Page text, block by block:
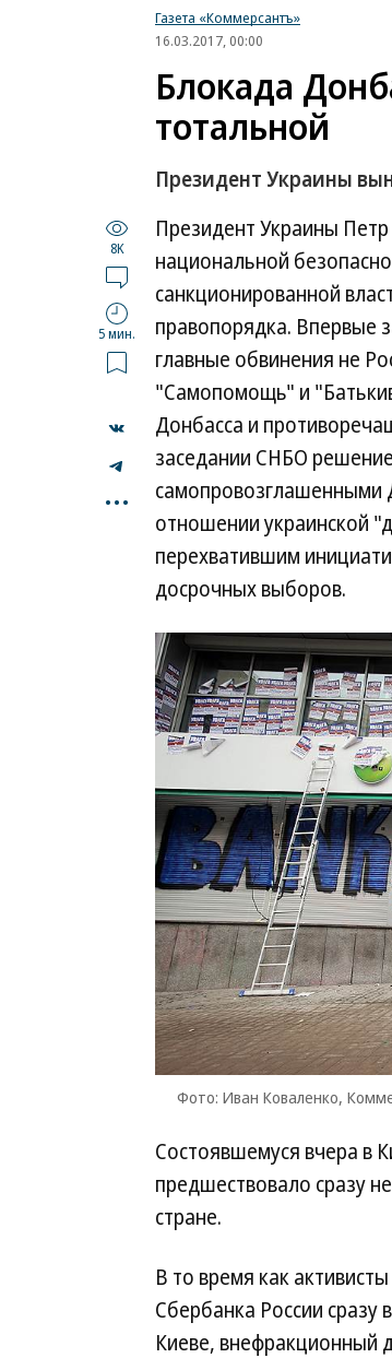
Газета «Коммерсантъ»
16.03.2017, 00:00
Блокада
тотальной
Президент Украины
8K
5 мин.
...
Президент Украины
национальной
санкционированной
правопорядка. Впервые
главные обвинения не
"Самопомощь" и
Донбасса и
заседании СНБО
самопровозглашенными
отношении украинской
перехватившим
досрочных выборов.
Фото: Иван Коваленко,
Состоявшемуся вчера в
предшествовало сразу
стране.
В то время как
Сбербанка России сразу
Киеве, внефракционный